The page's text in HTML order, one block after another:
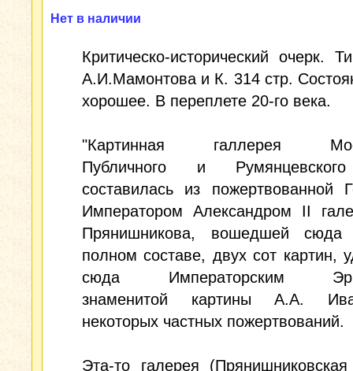
Нет в наличии
Критическо-исторический очерк.
А.И.Мамонтова и К. 314 стр.
хорошее. В переплете 20-го века.
"Картинная галлерея
Публичного и
составилась из пожертвованной
Императором Александром II
Прянишникова, вошедшей
полном составе, двух сот картин,
сюда Императорским
знаменитой картины А.А.
некоторых частных пожертвований.
Эта-то галерея